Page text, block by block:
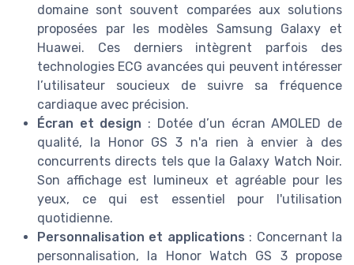
domaine sont souvent comparées aux solutions
proposées par les modèles Samsung Galaxy et
Huawei. Ces derniers intègrent parfois des
technologies ECG avancées qui peuvent intéresser
l’utilisateur soucieux de suivre sa fréquence
cardiaque avec précision.
Écran et design : Dotée d’un écran AMOLED de
qualité, la Honor GS 3 n'a rien à envier à des
concurrents directs tels que la Galaxy Watch Noir.
Son affichage est lumineux et agréable pour les
yeux, ce qui est essentiel pour l'utilisation
quotidienne.
Personnalisation et applications : Concernant la
personnalisation, la Honor Watch GS 3 propose